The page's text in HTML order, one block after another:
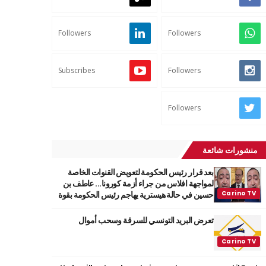
Followers
Followers
Followers
Subscribes
Followers
منشورات شائعة
بعد قرار رئيس الحكومة لتعويض القنوات الخاصة
لمواجهة افلاس من جراء أزمة كورونا... عاطف بن
حسين في حالة هيسترية يهاجم رئيس الحكومة بقوة
تعرض البريد التونسي للسرقة وسحب أموال